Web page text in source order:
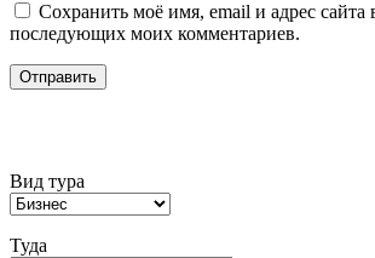
Сохранить моё имя, email и адрес сайта
последующих моих комментариев.
Вид тура
Туда